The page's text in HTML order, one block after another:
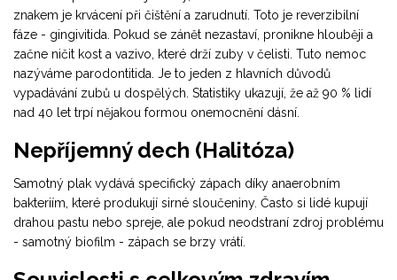
znakem je krvácení při čištění a zarudnutí. Toto je reverzibilní
fáze - gingivitida. Pokud se zánět nezastaví, pronikne hlouběji a
začne ničit kost a vazivo, které drží zuby v čelisti. Tuto nemoc
nazýváme parodontitida . Je to jeden z hlavních důvodů
vypadávání zubů u dospělých. Statistiky ukazují, že až 90 % lidí
nad 40 let trpí nějakou formou onemocnění dásní.
Nepříjemný dech (Halitóza)
Samotný plak vydává specifický zápach díky anaerobním
bakteriím, které produkují sirné sloučeniny. Často si lidé kupují
drahou pastu nebo spreje, ale pokud neodstraní zdroj problému
- samotný biofilm - zápach se brzy vrátí.